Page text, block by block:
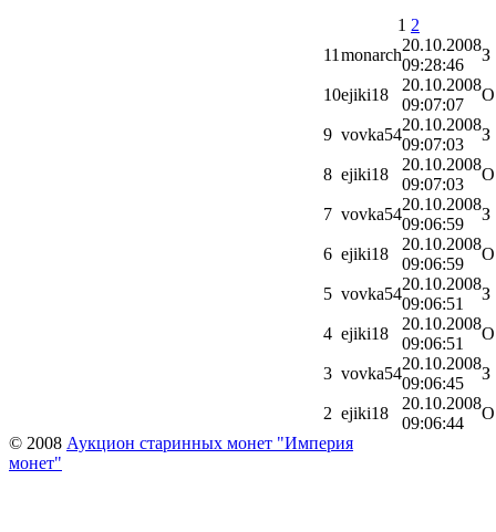
1 2
11 monarch
20.10.2008
09:28:46
З
10ejiki18
20.10.2008
09:07:07
О
9 vovka54
20.10.2008
09:07:03
З
8 ejiki18
20.10.2008
09:07:03
О
7 vovka54
20.10.2008
09:06:59
З
6 ejiki18
20.10.2008
09:06:59
О
5 vovka54
20.10.2008
09:06:51
З
4 ejiki18
20.10.2008
09:06:51
О
3 vovka54
20.10.2008
09:06:45
З
2 ejiki18
20.10.2008
09:06:44
О
© 2008 Аукцион старинных монет "Империя
монет"